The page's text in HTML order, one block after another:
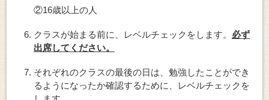
②16歳以上の人
クラスが始まる前に、レベルチェックをします。 必ず
出席してください。
それぞれのクラスの最後の日は、勉強したことができ
るようになったか確認するために、レベルチェックを